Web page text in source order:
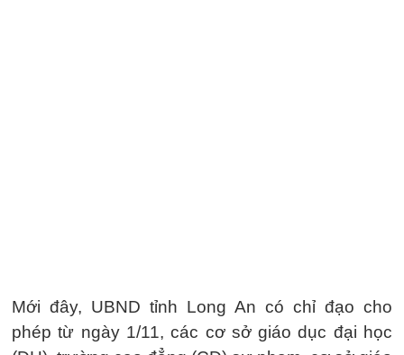
Mới đây, UBND tỉnh Long An có chỉ đạo cho
phép từ ngày 1/11, các cơ sở giáo dục đại học